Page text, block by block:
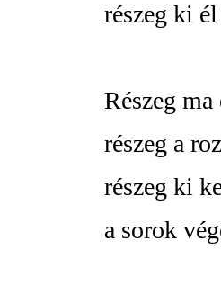
részeg ki
Részeg
részeg a
részeg ki
a sorok